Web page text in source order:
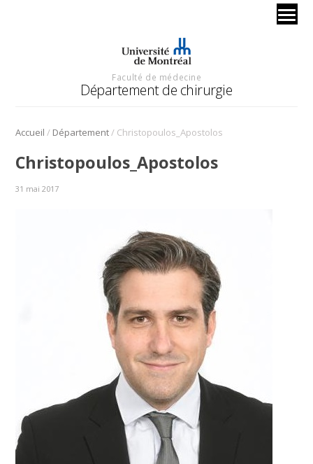
Faculté de médecine
Département de chirurgie
Accueil / Département/ Christopoulos_Apostolos
Christopoulos_Apostolos
31 mai 2017